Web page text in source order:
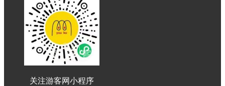
关注游客网小程序